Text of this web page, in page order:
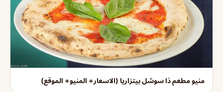
منيو مطعم ذا سوشل بيتزاريا (الاسعار+ المنيو+ الموقع)